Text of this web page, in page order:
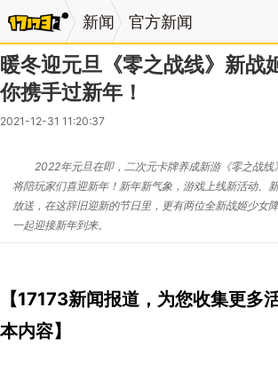
新闻 官方新闻
暖冬迎元旦《零之战线》新战
你携手过新年！
2021-12-31 11:20:37
2022年元旦在即，二次元卡牌养成新游《零之战线
将陪玩家们喜迎新年！新年新气象，游戏上线新活动、
放送，在这辞旧迎新的节日里，更有两位全新战姬少女
一起迎接新年到来。
【17173新闻报道，为您收集更多
本内容】